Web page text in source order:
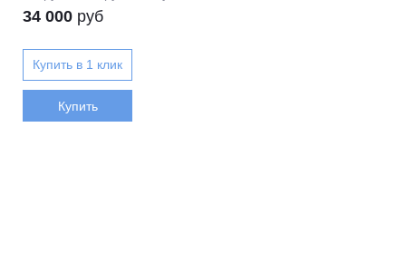
34 000 руб
Купить